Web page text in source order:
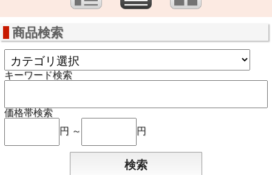
商品検索
キーワード検索
価格帯検索
円 ～
円